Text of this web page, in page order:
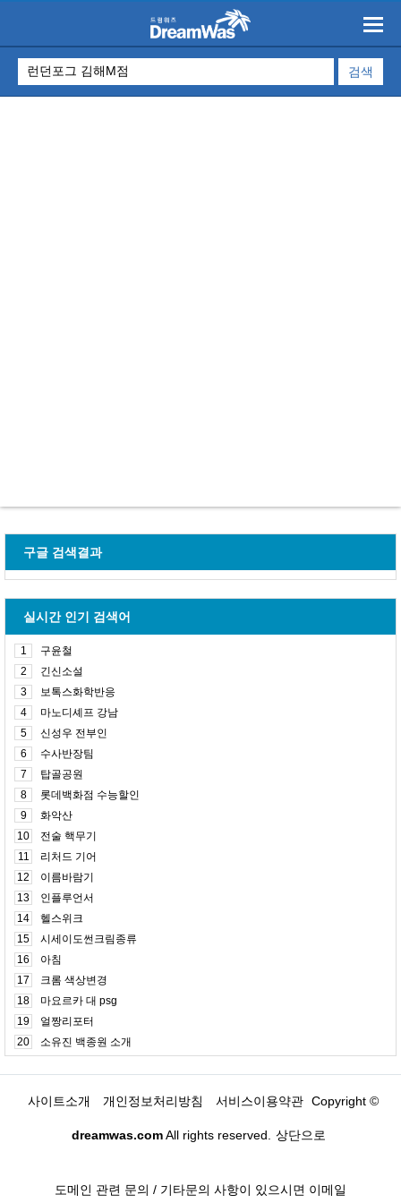
구글 검색결과
실시간 인기 검색어
1
구윤철
2
긴신소설
3
보톡스화학반응
4
마노디셰프 강남
5
신성우 전부인
6
수사반장팀
7
탑골공원
8
롯데백화점 수능할인
9
화악산
10
전술 핵무기
11
리처드 기어
12
이름바람기
13
인플루언서
14
헬스위크
15
시세이도썬크림종류
16
아침
17
크롬 색상변경
18
마요르카 대 psg
19
얼짱리포터
20
소유진 백종원 소개
사이트소개 개인정보처리방침 서비스이용약관 Copyright ©
dreamwas.comAll rights reserved. 상단으로
도메인 관련 문의 / 기타문의 사항이 있으시면 이메일